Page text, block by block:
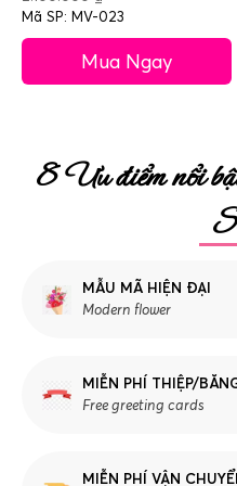
Mã SP: MV-023
Mua Ngay
8 Ưu điểm nổi
MẪU MÃ HIỆN ĐẠI
Modern flower
MIỄN PHÍ THIỆP/
Free greeting cards
MIỄN PHÍ VẬN